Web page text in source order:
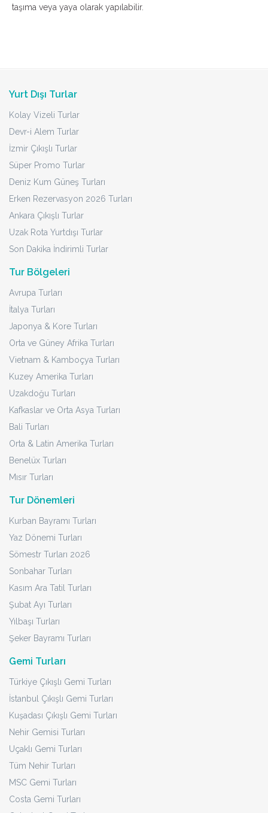
taşıma veya yaya olarak yapılabilir.
Yurt Dışı Turlar
Kolay Vizeli Turlar
Devr-i Alem Turlar
İzmir Çıkışlı Turlar
Süper Promo Turlar
Deniz Kum Güneş Turları
Erken Rezervasyon 2026 Turları
Ankara Çıkışlı Turlar
Uzak Rota Yurtdışı Turlar
Son Dakika İndirimli Turlar
Tur Bölgeleri
Avrupa Turları
İtalya Turları
Japonya & Kore Turları
Orta ve Güney Afrika Turları
Vietnam & Kamboçya Turları
Kuzey Amerika Turları
Uzakdoğu Turları
Kafkaslar ve Orta Asya Turları
Bali Turları
Orta & Latin Amerika Turları
Benelüx Turları
Mısır Turları
Tur Dönemleri
Kurban Bayramı Turları
Yaz Dönemi Turları
Sömestr Turları 2026
Sonbahar Turları
Kasım Ara Tatil Turları
Şubat Ayı Turları
Yılbaşı Turları
Şeker Bayramı Turları
Gemi Turları
Türkiye Çıkışlı Gemi Turları
İstanbul Çıkışlı Gemi Turları
Kuşadası Çıkışlı Gemi Turları
Nehir Gemisi Turları
Uçaklı Gemi Turları
Tüm Nehir Turları
MSC Gemi Turları
Costa Gemi Turları